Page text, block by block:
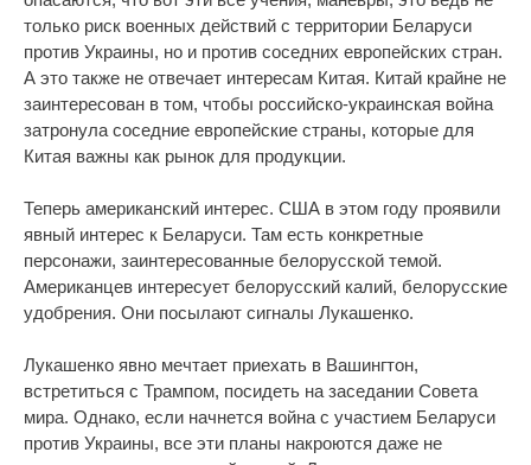
только риск военных действий с территории Беларуси
против Украины, но и против соседних европейских стран.
А это также не отвечает интересам Китая. Китай крайне не
заинтересован в том, чтобы российско-украинская война
затронула соседние европейские страны, которые для
Китая важны как рынок для продукции.
Теперь американский интерес. США в этом году проявили
явный интерес к Беларуси. Там есть конкретные
персонажи, заинтересованные белорусской темой.
Американцев интересует белорусский калий, белорусские
удобрения. Они посылают сигналы Лукашенко.
Лукашенко явно мечтает приехать в Вашингтон,
встретиться с Трампом, посидеть на заседании Совета
мира. Однако, если начнется война с участием Беларуси
против Украины, все эти планы накроются даже не